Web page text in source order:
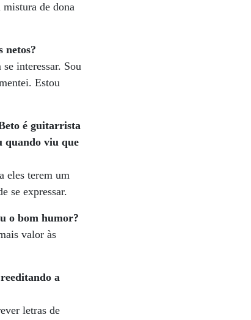
de dona
netos?
interessar. Sou
Estou
é guitarrista
quando viu que
eles terem um
se expressar.
o bom humor?
valor às
a
letras de